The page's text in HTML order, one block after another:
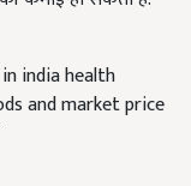
india health
and market price